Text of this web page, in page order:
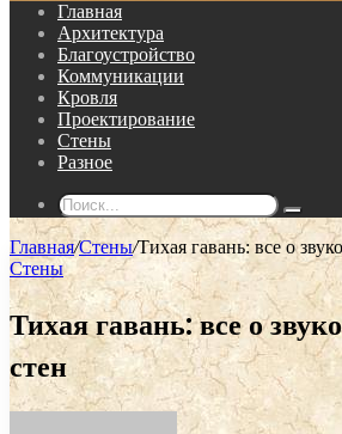
Главная
Архитектура
Благоустройство
Коммуникации
Кровля
Проектирование
Стены
Разное
Главная/Стены/Тихая гавань: все о
Стены
Тихая гавань: все о
стен